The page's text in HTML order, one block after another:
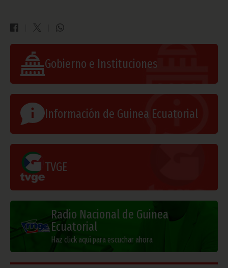
Gobierno e Instituciones
Información de Guinea Ecuatorial
TVGE
Radio Nacional de Guinea
Ecuatorial
Haz click aquí para escuchar ahora